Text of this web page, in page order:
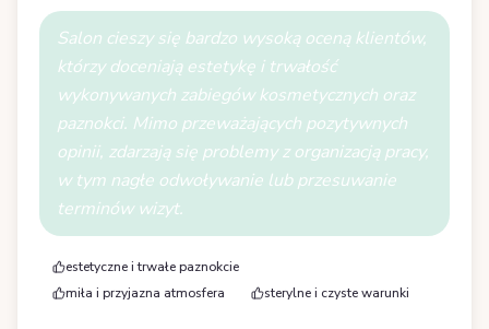
Salon cieszy się bardzo wysoką oceną klientów,
którzy doceniają estetykę i trwałość
wykonywanych zabiegów kosmetycznych oraz
paznokci. Mimo przeważających pozytywnych
opinii, zdarzają się problemy z organizacją pracy,
w tym nagłe odwoływanie lub przesuwanie
terminów wizyt.
estetyczne i trwałe paznokcie
miła i przyjazna atmosfera
sterylne i czyste warunki